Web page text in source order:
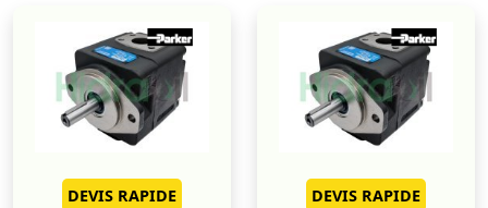
DEVIS RAPIDE DEVIS RAPIDE